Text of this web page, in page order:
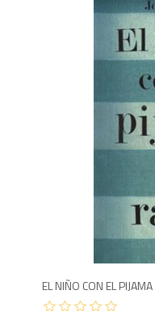
EL NIÑO CON EL